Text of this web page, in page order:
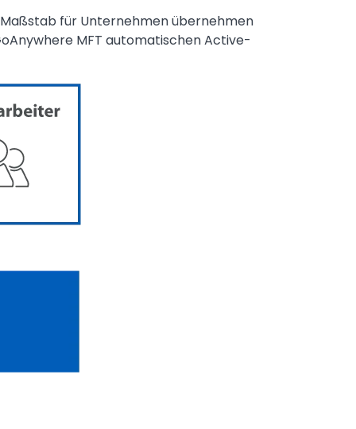
für Unternehmen übernehmen
MFT automatischen Active-